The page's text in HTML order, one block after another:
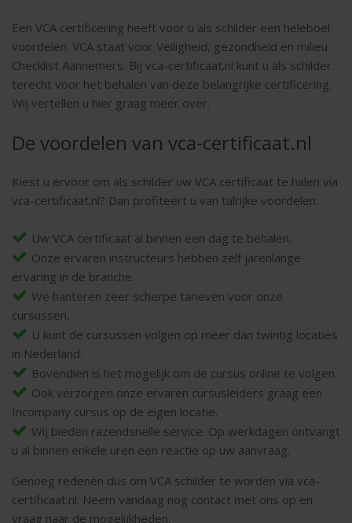
Een VCA certificering heeft voor u als schilder een heleboel
voordelen. VCA staat voor Veiligheid, gezondheid en milieu
Checklist Aannemers. Bij vca-certificaat.nl kunt u als schilder
terecht voor het behalen van deze belangrijke certificering.
Wij vertellen u hier graag meer over.
De voordelen van vca-certificaat.nl
Kiest u ervoor om als schilder uw VCA certificaat te halen via
vca-certificaat.nl? Dan profiteert u van talrijke voordelen:
Uw VCA certificaat al binnen een dag te behalen.
Onze ervaren instructeurs hebben zelf jarenlange
ervaring in de branche.
We hanteren zeer scherpe tarieven voor onze
cursussen.
U kunt de cursussen volgen op meer dan twintig locaties
in Nederland.
Bovendien is het mogelijk om de cursus online te volgen.
Ook verzorgen onze ervaren cursusleiders graag een
Incompany cursus op de eigen locatie.
Wij bieden razendsnelle service. Op werkdagen ontvangt
u al binnen enkele uren een reactie op uw aanvraag.
Genoeg redenen dus om VCA schilder te worden via vca-
certificaat.nl. Neem vandaag nog contact met ons op en
vraag naar de mogelijkheden.